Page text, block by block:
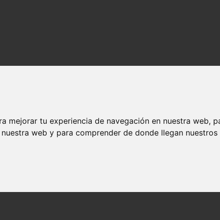
mejorar tu experiencia de navegación en nuestra web,
web y para comprender de donde llegan